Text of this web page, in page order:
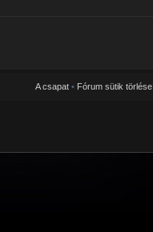
A csapat • Fórum sütik törlése